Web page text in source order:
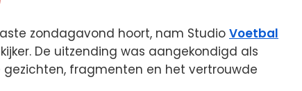
zondagavond hoort, nam Studio Voetbal
De uitzending was aangekondigd als
fragmenten en het vertrouwde